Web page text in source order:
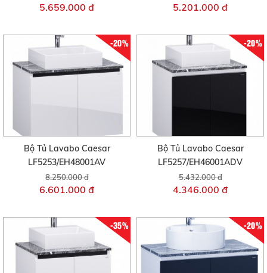
5.659.000 đ 5.201.000 đ
-20%
Bộ Tủ Lavabo Caesar
LF5253/EH48001AV
8.250.000 đ
6.601.000 đ
-20%
Bộ Tủ Lavabo Caesar
LF5257/EH46001ADV
5.432.000 đ
4.346.000 đ
-35% -20%